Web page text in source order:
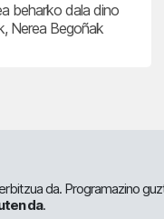
beharko dala dino
Nerea Begoñak
da. Programazino
da.